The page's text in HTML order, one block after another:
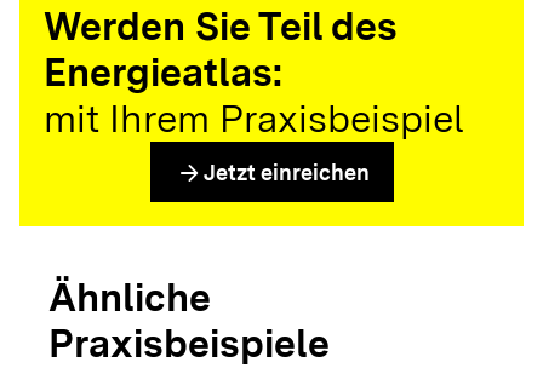
Werden Sie Teil des
Energieatlas:
mit Ihrem Praxisbeispiel
arrow_forward Jetzt einreichen
Ähnliche
Praxisbeispiele